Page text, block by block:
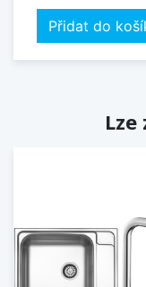
Přidat do